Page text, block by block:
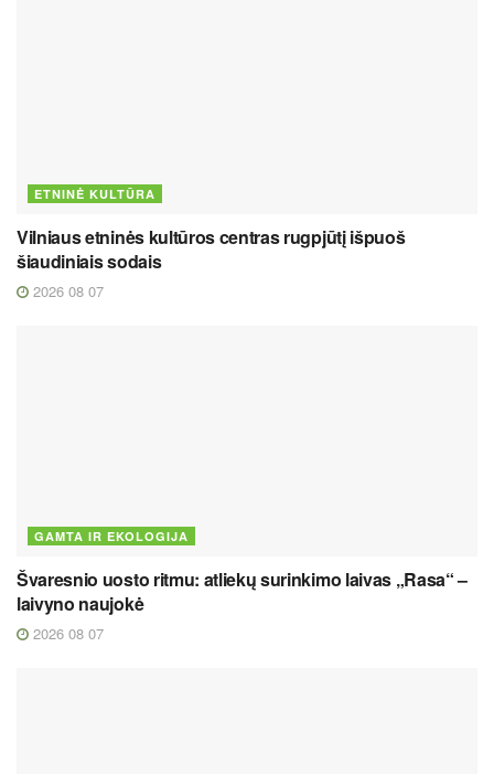
ETNINĖ KULTŪRA
Vilniaus etninės kultūros centras rugpjūtį išpuoš
šiaudiniais sodais
2026 08 07
GAMTA IR EKOLOGIJA
Švaresnio uosto ritmu: atliekų surinkimo laivas „Rasa“ –
laivyno naujokė
2026 08 07